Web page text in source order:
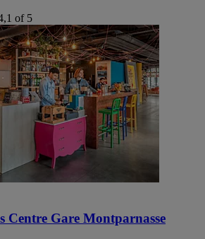
of 5
Centre Gare Montparnasse